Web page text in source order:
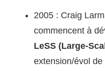
2005 : Craig
commencent à
LeSS (Large-
extension/évol